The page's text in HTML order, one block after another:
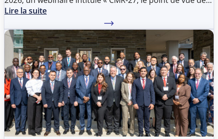
SES et le patrimoine commun des Parties ».
Lire la suite